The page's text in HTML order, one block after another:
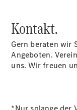
Kontakt.
Gern beraten wir
Angeboten.
uns. Wir freuen